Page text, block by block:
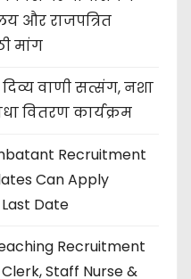
और राजपत्रित
मांग
वाणी सत्संग, नशा
वितरण कार्यक्रम
Recruitment
Can Apply
Date
Recruitment
Staff Nurse &